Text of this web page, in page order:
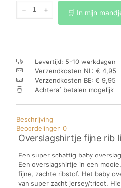
🛒 In mijn
Levertijd: 5-10 werkdagen
Verzendkosten NL: € 4,95
Verzendkosten BE: € 9,95
Achteraf betalen mogelijk
Beschrijving
Beoordelingen 0
Overslagshirtje fijne rib
Een super schattig baby
Een overslagshirtje in een
fijne, zachte ribstof. Het baby
van super zacht jersey/tricot.